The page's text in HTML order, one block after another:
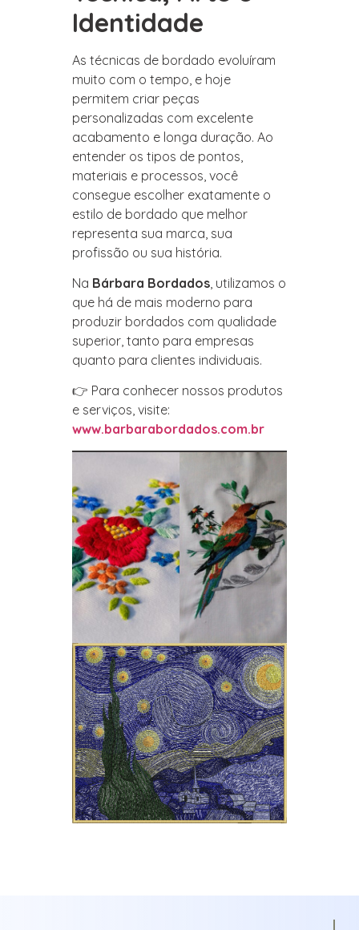
Identidade
As técnicas de bordado evoluíram
muito com o tempo, e hoje
permitem criar peças
personalizadas com excelente
acabamento e longa duração. Ao
entender os tipos de pontos,
materiais e processos, você
consegue escolher exatamente o
estilo de bordado que melhor
representa sua marca, sua
profissão ou sua história.
Na Bárbara Bordados , utilizamos o
que há de mais moderno para
produzir bordados com qualidade
superior, tanto para empresas
quanto para clientes individuais.
👉 Para conhecer nossos produtos
e serviços, visite:
www.barbarabordados.com.br